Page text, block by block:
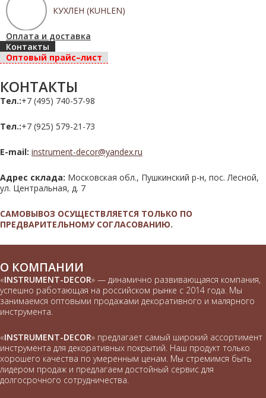
КУХЛЕН (KUHLEN)
Оплата и доставка
Контакты
Оптовый прайс–лист
КОНТАКТЫ
Тел.:+7 (495) 740-57-98
Тел.:+7 (925) 579-21-73
E-mail: instrument-decor@yandex.ru
Адрес склада: Московская обл., Пушкинский р-н, пос. Лесной,
ул. Центральная, д. 7
САМОВЫВОЗ ОСУЩЕСТВЛЯЕТСЯ ТОЛЬКО ПО
ПРЕДВАРИТЕЛЬНОМУ СОГЛАСОВАНИЮ.
О КОМПАНИИ
«INSTRUMENT-DECOR» — динамично развивающаяся компания,
успешно работающая на российском рынке с 2014 года. Мы
занимаемся оптовыми продажами декоративного и малярного
инструмента.
«INSTRUMENT-DECOR» предлагает самый широкий ассортимент
инструмента для декоративных покрытий. Наш продукт только
хорошего качества по умеренным ценам. Мы стремимся быть
лидером продаж и предлагаем достойный сервис для
долгосрочного сотрудничества.